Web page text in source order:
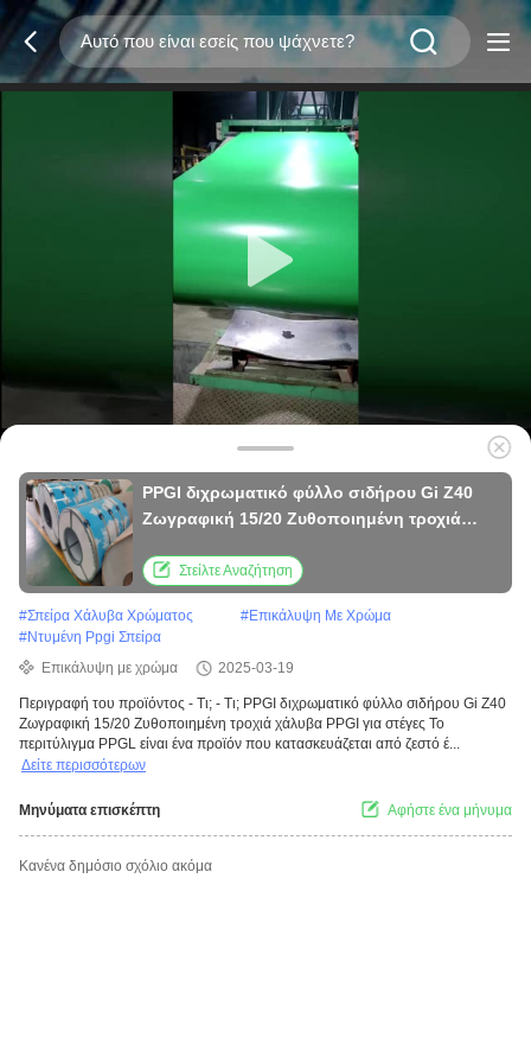
PPGI διχρωματικό φύλλο σιδήρου Gi Z40
Ζωγραφική 15/20 Ζυθοποιημένη τροχιά
Στείλτε Αναζήτηση
#Σπείρα Χάλυβα Χρώματος #Επικάλυψη Με Χρώμα
#Ντυμένη Ppgi Σπείρα
Επικάλυψη με χρώμα
2025-03-19
Περιγραφή του προϊόντος - Τι; - Τι; PPGI διχρωματικό φύλλο σιδήρου Gi Z40
Ζωγραφική 15/20 Ζυθοποιημένη τροχιά χάλυβα PPGI για στέγες Το
περιτύλιγμα PPGL είναι ένα προϊόν που κατασκευάζεται από ζεστό έ...
Δείτε περισσότερων
Μηνύματα επισκέπτη Αφήστε ένα μήνυμα
Κανένα δημόσιο σχόλιο ακόμα